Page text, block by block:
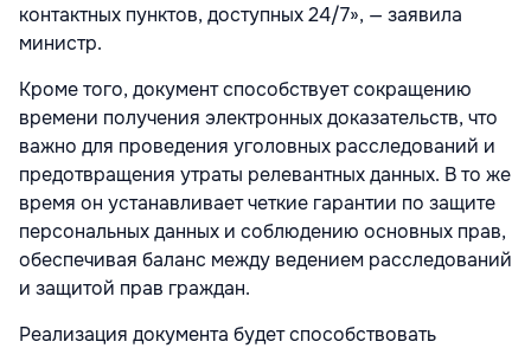
контактных пунктов, доступных 24/7», — заявила
министр.
Кроме того, документ способствует сокращению
времени получения электронных доказательств, что
важно для проведения уголовных расследований и
предотвращения утраты релевантных данных. В то же
время он устанавливает четкие гарантии по защите
персональных данных и соблюдению основных прав,
обеспечивая баланс между ведением расследований
и защитой прав граждан.
Реализация документа будет способствовать